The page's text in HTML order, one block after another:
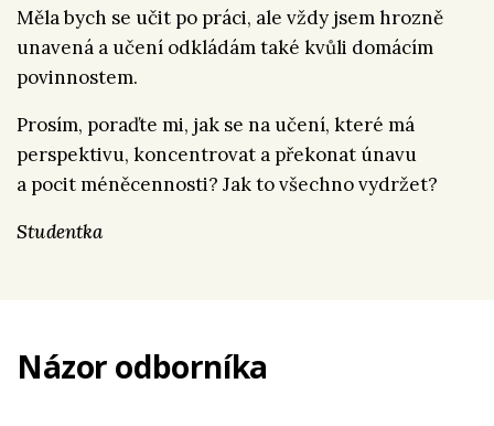
Měla bych se učit po práci, ale vždy jsem hrozně
unavená a učení odkládám také kvůli domácím
povinnostem.
Prosím, poraďte mi, jak se na učení, které má
perspektivu, koncentrovat a překonat únavu
a pocit méněcennosti? Jak to všechno vydržet?
Studentka
Názor odborníka